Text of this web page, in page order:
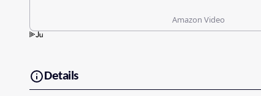
Amazon Video
Details